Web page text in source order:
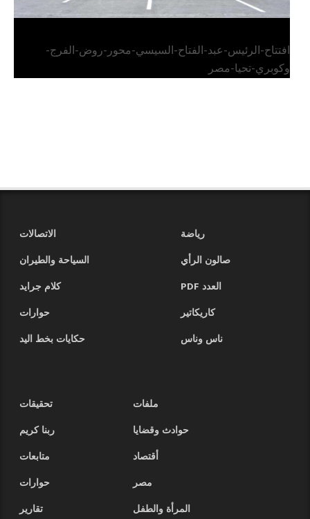
افتتاح-الرئيس-عبد-الفتاح-السيسي-محور-روض-الفرج-
وكوبري-تحيا-مصر
رياضة
الاتصالات
صالون الرأي
السياحة والطيران
العدد PDF
كلام جرايد
كاريكاتير
حوارات
ناس وناس
حكايات بخط اليد
ملفات
تحقيقات
حوادث وقضايا
ربنا كريم
أقتصاد
متابعات
مصر
حوارات
المرأة والطفل
تقارير